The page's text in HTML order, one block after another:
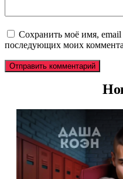
Сохранить моё имя, email
последующих моих